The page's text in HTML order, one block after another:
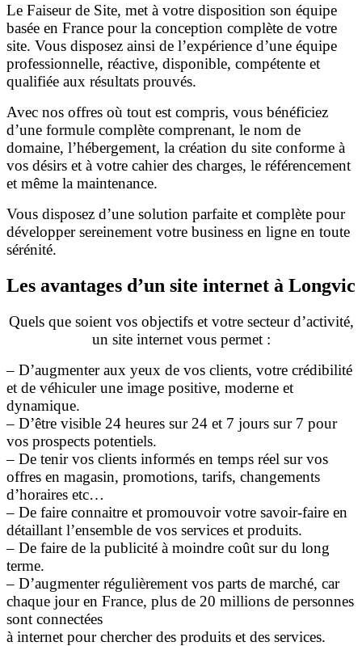
Le Faiseur de Site, met à votre disposition son équipe
basée en France pour la conception complète de votre
site. Vous disposez ainsi de l’expérience d’une équipe
professionnelle, réactive, disponible, compétente et
qualifiée aux résultats prouvés.
Avec nos offres où tout est compris, vous bénéficiez
d’une formule complète comprenant, le nom de
domaine, l’hébergement, la création du site conforme à
vos désirs et à votre cahier des charges, le référencement
et même la maintenance.
Vous disposez d’une solution parfaite et complète pour
développer sereinement votre business en ligne en toute
sérénité.
Les avantages d’un site internet à Longvic
Quels que soient vos objectifs et votre secteur d’activité,
un site internet vous permet :
– D’augmenter aux yeux de vos clients, votre crédibilité
et de véhiculer une image positive, moderne et
dynamique.
– D’être visible 24 heures sur 24 et 7 jours sur 7 pour
vos prospects potentiels.
– De tenir vos clients informés en temps réel sur vos
offres en magasin, promotions, tarifs, changements
d’horaires etc…
– De faire connaitre et promouvoir votre savoir-faire en
détaillant l’ensemble de vos services et produits.
– De faire de la publicité à moindre coût sur du long
terme.
– D’augmenter régulièrement vos parts de marché, car
chaque jour en France, plus de 20 millions de personnes
sont connectées
à internet pour chercher des produits et des services.